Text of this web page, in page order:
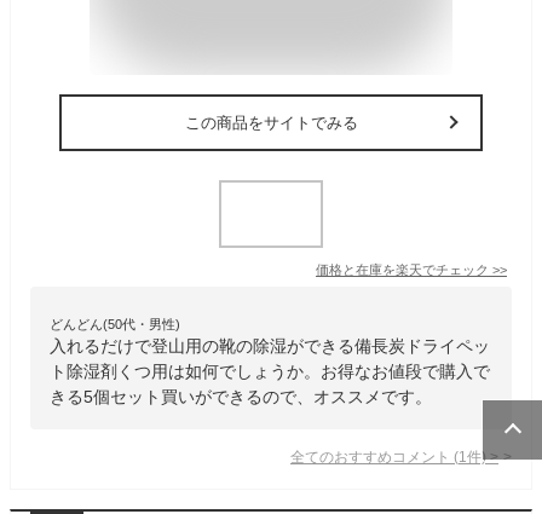
この商品をサイトでみる
価格と在庫を楽天でチェック >>
どんどん(50代・男性)
入れるだけで登山用の靴の除湿ができる備長炭ドライペッ
ト除湿剤くつ用は如何でしょうか。お得なお値段で購入で
きる5個セット買いができるので、オススメです。
全てのおすすめコメント (1 件)>